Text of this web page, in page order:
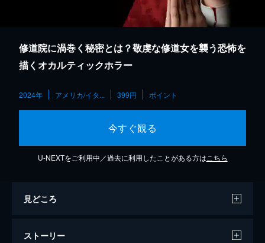
修道院に渦巻く秘密とは？敬虔な修道女を襲う恐怖を
描くオカルティックホラー
2024年 アメリカ/イタ... 399円 ポイント
今すぐ観る
U-NEXTをご利用中／過去に利用したことがある方は こちら
見どころ
ストーリー